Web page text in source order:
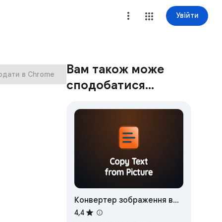
Увійти
в Chrome
Вам також може
сподобатися…
Конвертер зображення в
текст
4,4